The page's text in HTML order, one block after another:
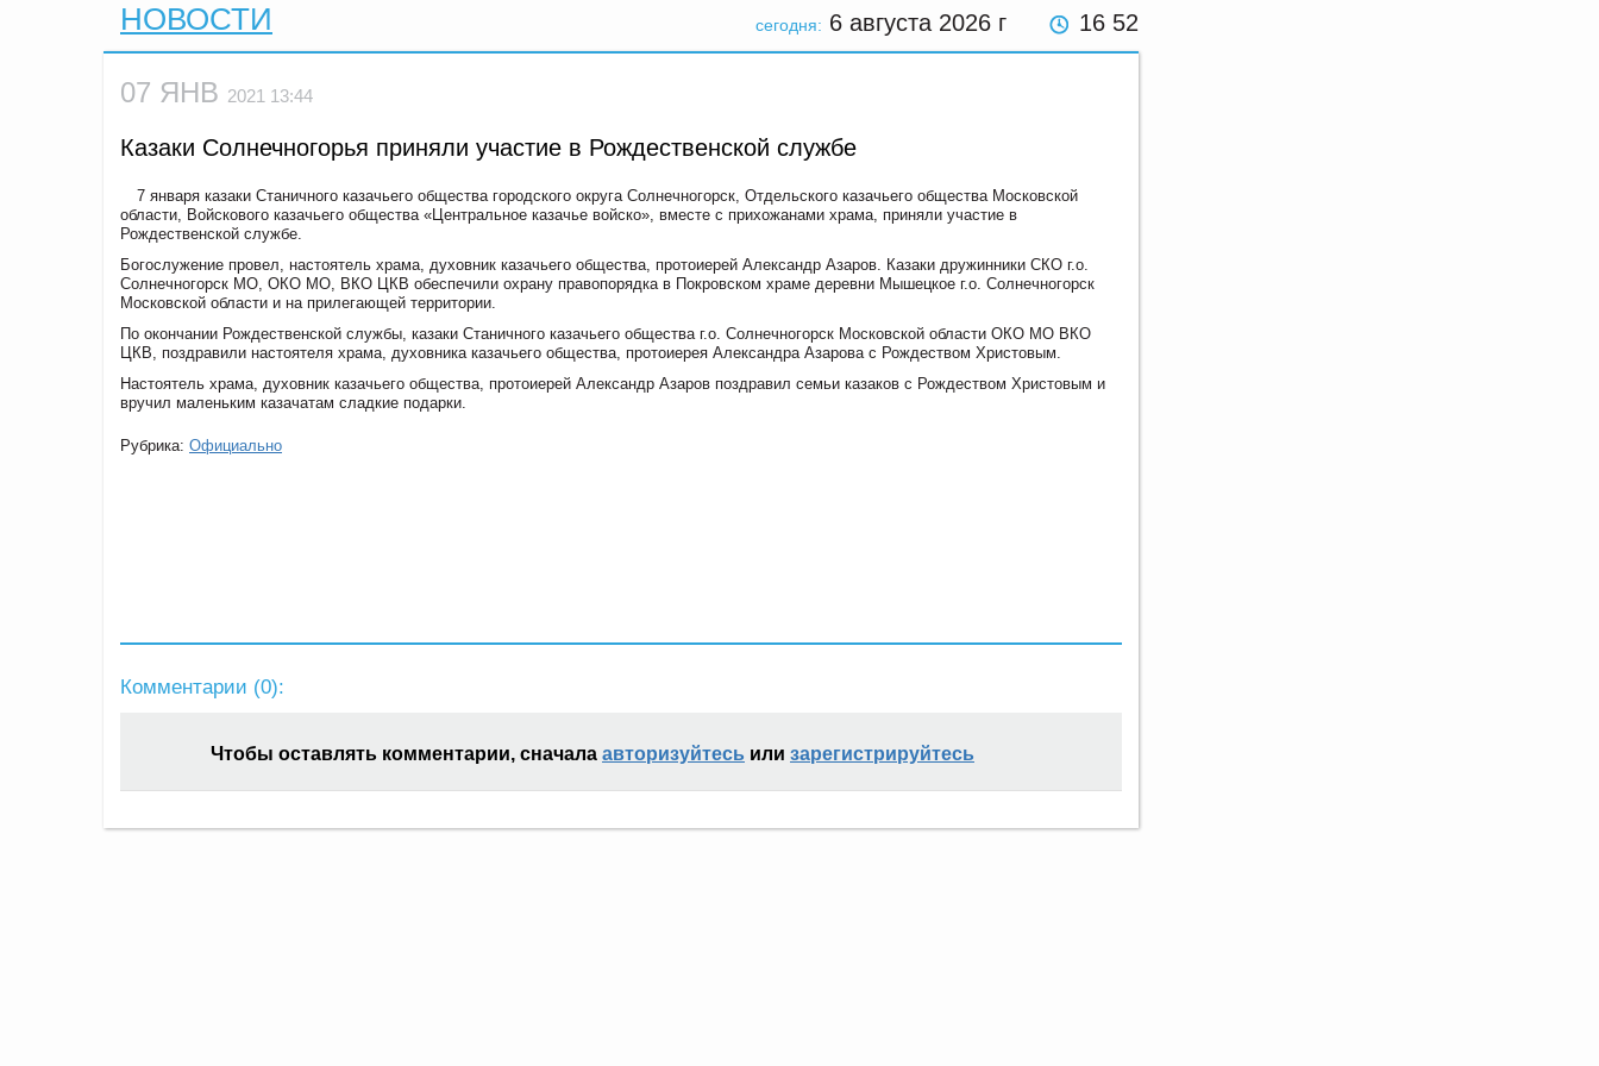
сегодня: 6 августа 2026 г 16 52
НОВОСТИ
07 ЯНВ 2021 13:44
Казаки Солнечногорья приняли участие в Рождественской службе
7 января казаки Станичного казачьего общества городского округа Солнечногорск, Отдельского казачьего общества Московской
области, Войскового казачьего общества «Центральное казачье войско», вместе с прихожанами храма, приняли участие в
Рождественской службе.
Богослужение провел, настоятель храма, духовник казачьего общества, протоиерей Александр Азаров. Казаки дружинники СКО г.о.
Солнечногорск МО, ОКО МО, ВКО ЦКВ обеспечили охрану правопорядка в Покровском храме деревни Мышецкое г.о. Солнечногорск
Московской области и на прилегающей территории.
По окончании Рождественской службы, казаки Станичного казачьего общества г.о. Солнечногорск Московской области ОКО МО ВКО
ЦКВ, поздравили настоятеля храма, духовника казачьего общества, протоиерея Александра Азарова с Рождеством Христовым.
Настоятель храма, духовник казачьего общества, протоиерей Александр Азаров поздравил семьи казаков с Рождеством Христовым и
вручил маленьким казачатам сладкие подарки.
Рубрика: Официально
Комментарии (0):
Чтобы оставлять комментарии, сначала авторизуйтесь или зарегистрируйтесь